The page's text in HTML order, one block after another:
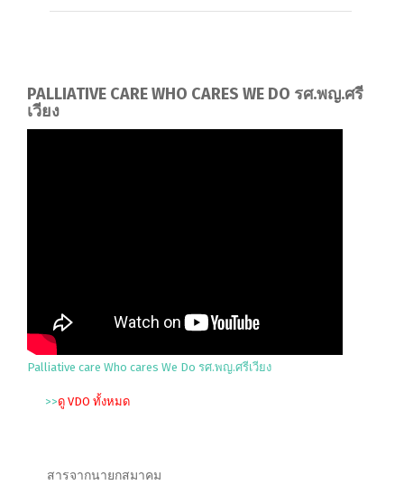
PALLIATIVE CARE WHO CARES WE DO รศ.พญ.ศรี
เวียง
Palliative care Who cares We Do รศ.พญ.ศรีเวียง
>>ดู VDO ทั้งหมด
สารจากนายกสมาคม